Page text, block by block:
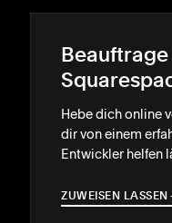
Hebe dich online
dir von einem
Entwickler helfen
ZUWEISEN LASSEN
→